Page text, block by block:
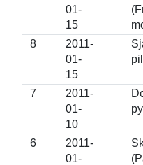
01-
15
8
2011-
01-
15
7
2011-
01-
10
6
2011-
01-